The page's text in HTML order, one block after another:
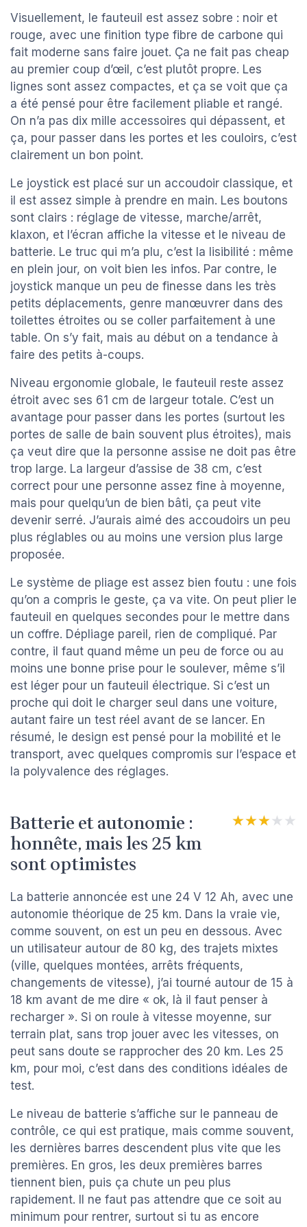
Visuellement, le fauteuil est assez sobre : noir et
rouge, avec une finition type fibre de carbone qui
fait moderne sans faire jouet. Ça ne fait pas cheap
au premier coup d’œil, c’est plutôt propre. Les
lignes sont assez compactes, et ça se voit que ça
a été pensé pour être facilement pliable et rangé.
On n’a pas dix mille accessoires qui dépassent, et
ça, pour passer dans les portes et les couloirs, c’est
clairement un bon point.
Le joystick est placé sur un accoudoir classique, et
il est assez simple à prendre en main. Les boutons
sont clairs : réglage de vitesse, marche/arrêt,
klaxon, et l’écran affiche la vitesse et le niveau de
batterie. Le truc qui m’a plu, c’est la lisibilité : même
en plein jour, on voit bien les infos. Par contre, le
joystick manque un peu de finesse dans les très
petits déplacements, genre manœuvrer dans des
toilettes étroites ou se coller parfaitement à une
table. On s’y fait, mais au début on a tendance à
faire des petits à-coups.
Niveau ergonomie globale, le fauteuil reste assez
étroit avec ses 61 cm de largeur totale. C’est un
avantage pour passer dans les portes (surtout les
portes de salle de bain souvent plus étroites), mais
ça veut dire que la personne assise ne doit pas être
trop large. La largeur d’assise de 38 cm, c’est
correct pour une personne assez fine à moyenne,
mais pour quelqu’un de bien bâti, ça peut vite
devenir serré. J’aurais aimé des accoudoirs un peu
plus réglables ou au moins une version plus large
proposée.
Le système de pliage est assez bien foutu : une fois
qu’on a compris le geste, ça va vite. On peut plier le
fauteuil en quelques secondes pour le mettre dans
un coffre. Dépliage pareil, rien de compliqué. Par
contre, il faut quand même un peu de force ou au
moins une bonne prise pour le soulever, même s’il
est léger pour un fauteuil électrique. Si c’est un
proche qui doit le charger seul dans une voiture,
autant faire un test réel avant de se lancer. En
résumé, le design est pensé pour la mobilité et le
transport, avec quelques compromis sur l’espace et
la polyvalence des réglages.
Batterie et autonomie :
honnête, mais les 25 km
sont optimistes
★★★★★
★★★★★
La batterie annoncée est une 24 V 12 Ah, avec une
autonomie théorique de 25 km. Dans la vraie vie,
comme souvent, on est un peu en dessous. Avec
un utilisateur autour de 80 kg, des trajets mixtes
(ville, quelques montées, arrêts fréquents,
changements de vitesse), j’ai tourné autour de 15 à
18 km avant de me dire « ok, là il faut penser à
recharger ». Si on roule à vitesse moyenne, sur
terrain plat, sans trop jouer avec les vitesses, on
peut sans doute se rapprocher des 20 km. Les 25
km, pour moi, c’est dans des conditions idéales de
test.
Le niveau de batterie s’affiche sur le panneau de
contrôle, ce qui est pratique, mais comme souvent,
les dernières barres descendent plus vite que les
premières. En gros, les deux premières barres
tiennent bien, puis ça chute un peu plus
rapidement. Il ne faut pas attendre que ce soit au
minimum pour rentrer, surtout si tu as encore